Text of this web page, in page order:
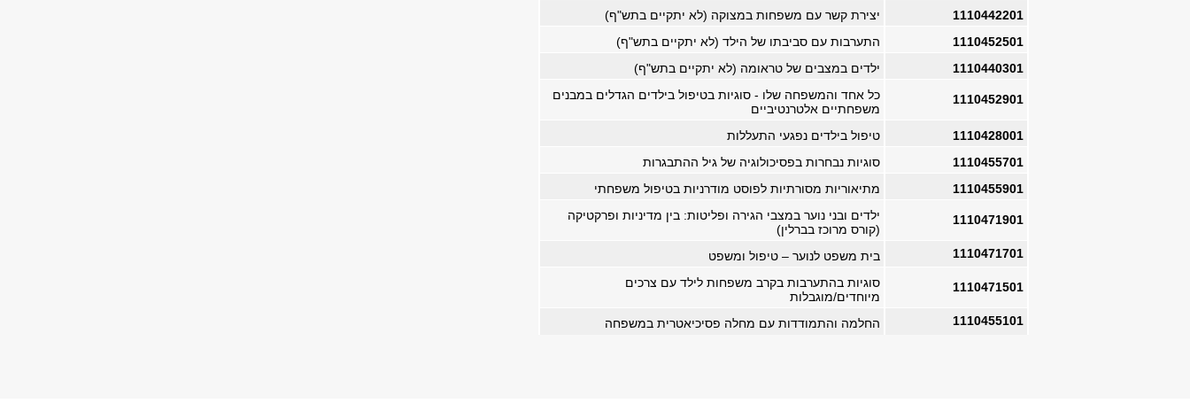
1110442201
יצירת קשר עם משפחות במצוקה (לא יתקיים בתש"ף)
1110452501
התערבות עם סביבתו של הילד (לא יתקיים בתש"ף)
1110440301
ילדים במצבים של טראומה (לא יתקיים בתש"ף)
1110452901
כל אחד והמשפחה שלו - סוגיות בטיפול בילדים הגדלים במבנים
משפחתיים אלטרנטיביים
1110428001
טיפול בילדים נפגעי התעללות
1110455701
סוגיות נבחרות בפסיכולוגיה של גיל ההתבגרות
1110455901
מתיאוריות מסורתיות לפוסט מודרניות בטיפול משפחתי
1110471901
ילדים ובני נוער במצבי הגירה ופליטות: בין מדיניות ופרקטיקה
(קורס מרוכז בברלין)
1110471701
בית משפט לנוער – טיפול ומשפט
1110471501
סוגיות בהתערבות בקרב משפחות לילד עם צרכים
מיוחדים/מוגבלות
1110455101
החלמה והתמודדות עם מחלה פסיכיאטרית במשפחה